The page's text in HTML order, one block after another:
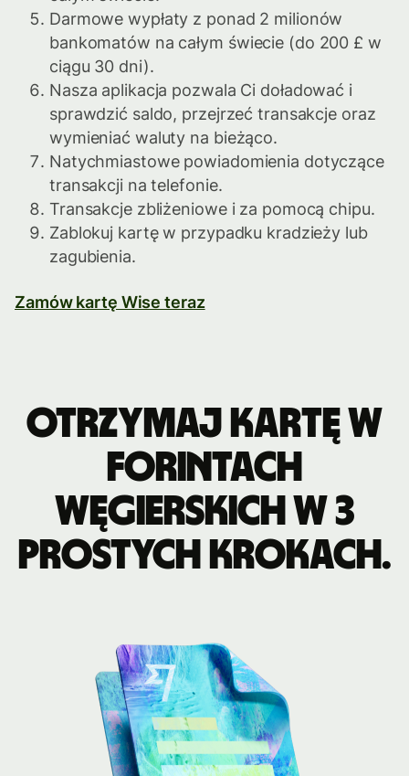
Darmowe wypłaty z ponad 2 milionów
bankomatów na całym świecie (do 200 £ w
ciągu 30 dni).
Nasza aplikacja pozwala Ci doładować i
sprawdzić saldo, przejrzeć transakcje oraz
wymieniać waluty na bieżąco.
Natychmiastowe powiadomienia dotyczące
transakcji na telefonie.
Transakcje zbliżeniowe i za pomocą chipu.
Zablokuj kartę w przypadku kradzieży lub
zagubienia.
Zamów kartę Wise teraz
Otrzymaj kartę w
forintach
węgierskich w 3
prostych krokach.